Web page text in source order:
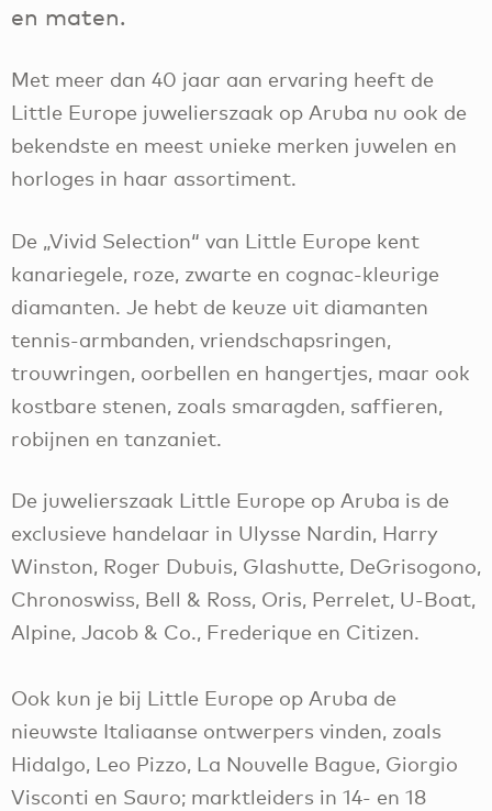
en maten.
Met meer dan 40 jaar aan ervaring heeft de
Little Europe juwelierszaak op Aruba nu ook de
bekendste en meest unieke merken juwelen en
horloges in haar assortiment.
De „Vivid Selection“ van Little Europe kent
kanariegele, roze, zwarte en cognac-kleurige
diamanten. Je hebt de keuze uit diamanten
tennis-armbanden, vriendschapsringen,
trouwringen, oorbellen en hangertjes, maar ook
kostbare stenen, zoals smaragden, saffieren,
robijnen en tanzaniet.
De juwelierszaak Little Europe op Aruba is de
exclusieve handelaar in Ulysse Nardin, Harry
Winston, Roger Dubuis, Glashutte, DeGrisogono,
Chronoswiss, Bell & Ross, Oris, Perrelet, U-Boat,
Alpine, Jacob & Co., Frederique en Citizen.
Ook kun je bij Little Europe op Aruba de
nieuwste Italiaanse ontwerpers vinden, zoals
Hidalgo, Leo Pizzo, La Nouvelle Bague, Giorgio
Visconti en Sauro; marktleiders in 14- en 18